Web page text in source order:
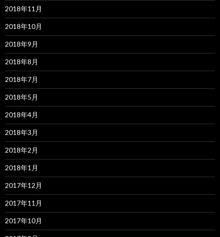
2018年11月
2018年10月
2018年9月
2018年8月
2018年7月
2018年5月
2018年4月
2018年3月
2018年2月
2018年1月
2017年12月
2017年11月
2017年10月